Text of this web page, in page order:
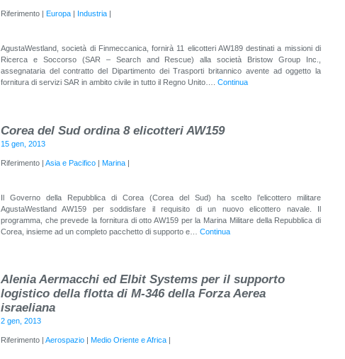
Riferimento | Europa Industria
AgustaWestland, società di Finmeccanica, fornirà 11 elicotteri AW189 destinati a missioni di
Ricerca e Soccorso (SAR – Search and Rescue) alla società Bristow Group Inc.,
assegnataria del contratto del Dipartimento dei Trasporti britannico avente ad oggetto la
fornitura di servizi SAR in ambito civile in tutto il Regno Unito…. Continua
Corea del Sud ordina 8 elicotteri AW159
15 gen, 2013
Riferimento | Asia e Pacifico | Marina |
Il Governo della Repubblica di Corea (Corea del Sud) ha scelto l’elicottero militare
AgustaWestland AW159 per soddisfare il requisito di un nuovo elicottero navale. Il
programma, che prevede la fornitura di otto AW159 per la Marina Militare della Repubblica di
Corea, insieme ad un completo pacchetto di supporto e… Continua
Alenia Aermacchi ed Elbit Systems per il supporto
logistico della flotta di M-346 della Forza Aerea
israeliana
2 gen, 2013
Riferimento | Aerospazio | Medio Oriente e Africa |